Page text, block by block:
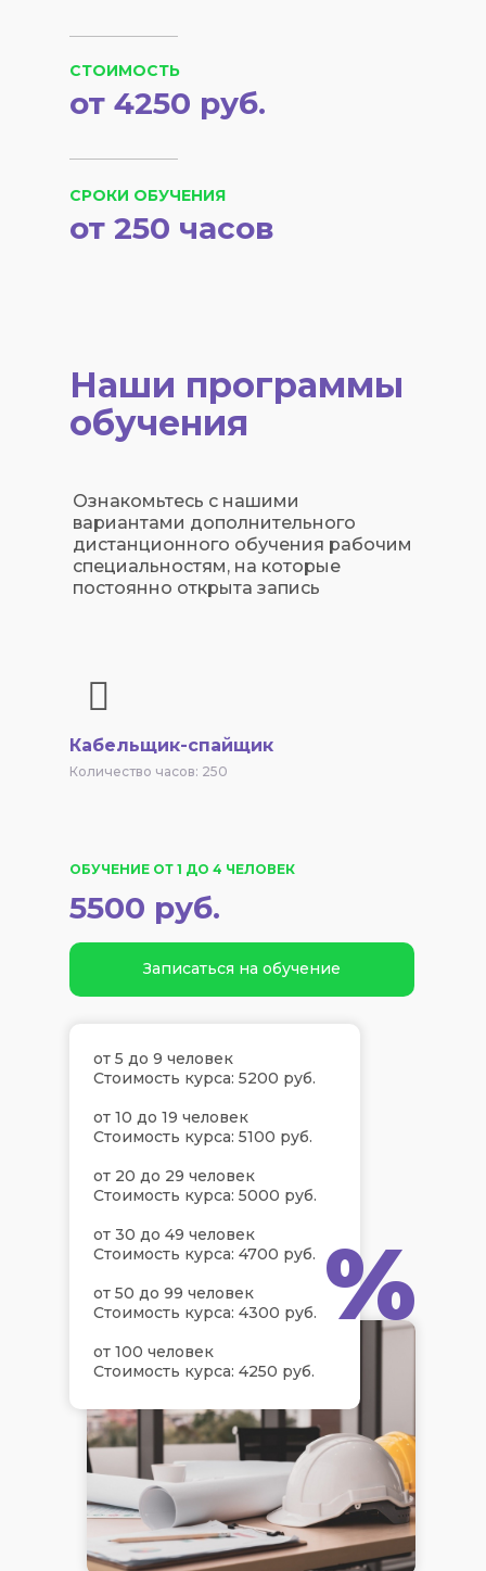
СРОКИ ОБУЧЕНИЯ
СТОИМОСТЬ
от 250 часов
от 4250 руб.
Наши программы
обучения
Ознакомьтесь с нашими
вариантами дополнительного
дистанционного обучения рабочим
специальностям, на которые
постоянно открыта запись
Кабельщик-спайщик
Количество часов: 250
Записаться на обучение
ОБУЧЕНИЕ ОТ 1 ДО 4 ЧЕЛОВЕК
5500 руб.
от 5 до 9 человек
Стоимость курса: 5200 руб.
от 10 до 19 человек
Стоимость курса: 5100 руб.
от 20 до 29 человек
Стоимость курса: 5000 руб.
от 30 до 49 человек
Стоимость курса: 4700 руб.
от 50 до 99 человек
Стоимость курса: 4300 руб.
от 100 человек
Стоимость курса: 4250 руб.
%